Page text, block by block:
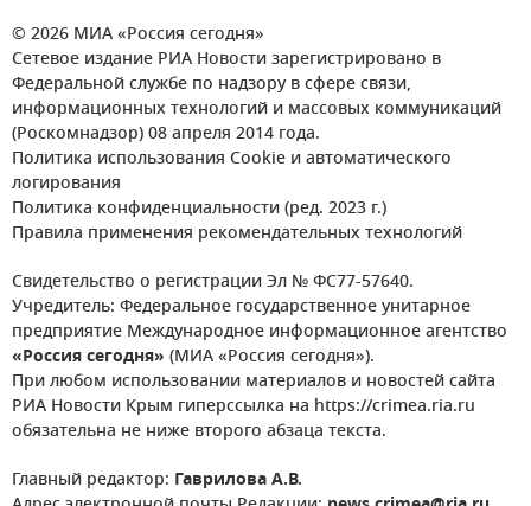
© 2026 МИА «Россия сегодня»
Сетевое издание РИА Новости зарегистрировано в
Федеральной службе по надзору в сфере связи,
информационных технологий и массовых коммуникаций
(Роскомнадзор) 08 апреля 2014 года.
Политика использования Cookie и автоматического
логирования
Политика конфиденциальности (ред. 2023 г.)
Правила применения рекомендательных технологий
Свидетельство о регистрации Эл № ФС77-57640.
Учредитель: Федеральное государственное унитарное
предприятие Международное информационное агентство
«Россия сегодня» (МИА «Россия сегодня»).
При любом использовании материалов и новостей сайта
РИА Новости Крым гиперссылка на https://crimea.ria.ru
обязательна не ниже второго абзаца текста.
Главный редактор: Гаврилова А.В.